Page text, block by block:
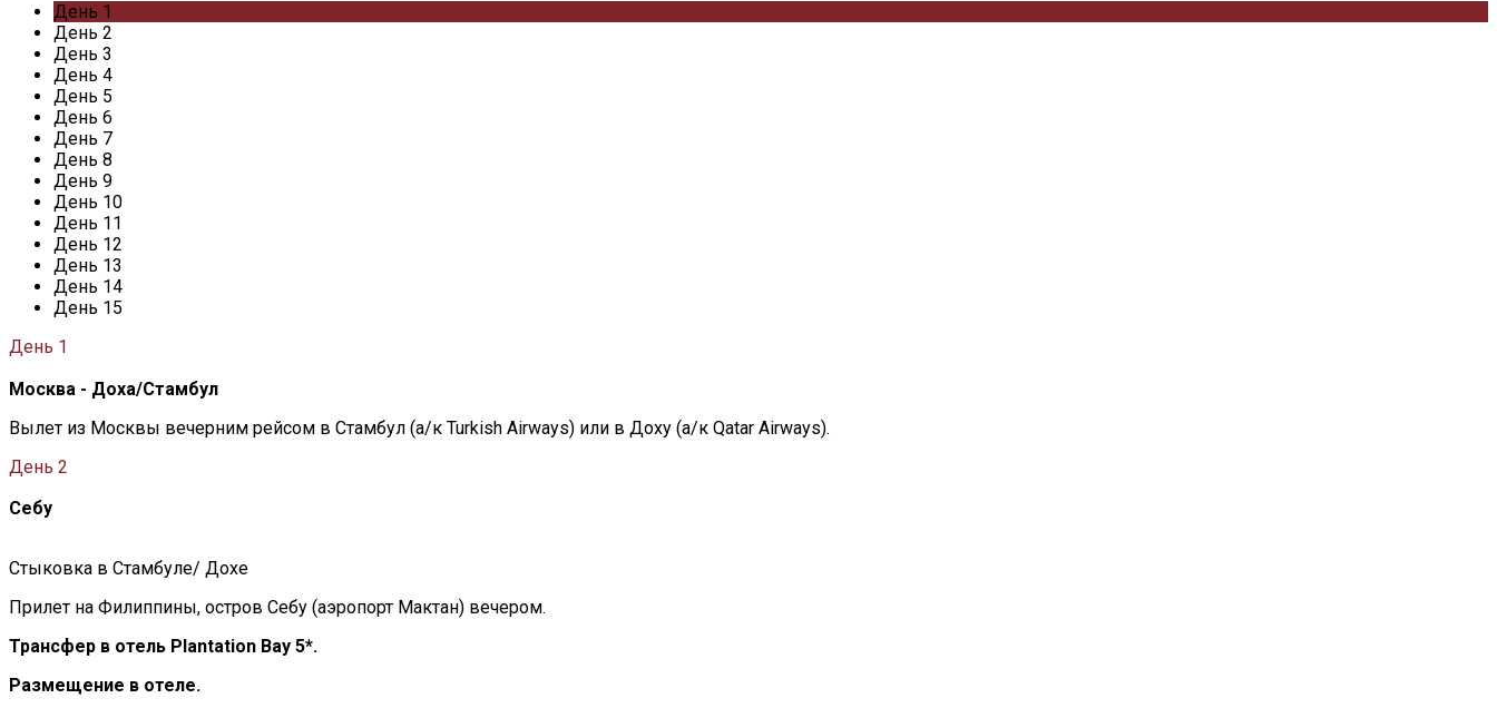
День 1
День 2
День 3
День 4
День 5
День 6
День 7
День 8
День 9
День 10
День 11
День 12
День 13
День 14
День 15
День 1
Москва - Доха/Стамбул
Вылет из Москвы вечерним рейсом в Стамбул (а/к Turkish Airways) или в Доху (а/к Qatar Airways).
День 2
Себу
Стыковка в Стамбуле/ Дохе
Прилет на Филиппины, остров Себу (аэропорт Мактан) вечером.
Трансфер в отель Plantation Bay 5*.
Размещение в отеле.